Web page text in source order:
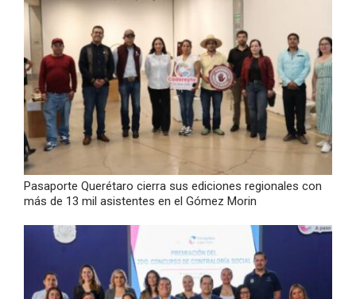
Pasaporte Querétaro cierra sus ediciones regionales con
más de 13 mil asistentes en el Gómez Morin